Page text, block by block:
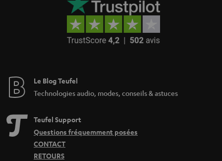
Le Blog Teufel
Technologies audio, modes, conseils & astuces
Teufel Support
Questions fréquemment posées
CONTACT
RETOURS